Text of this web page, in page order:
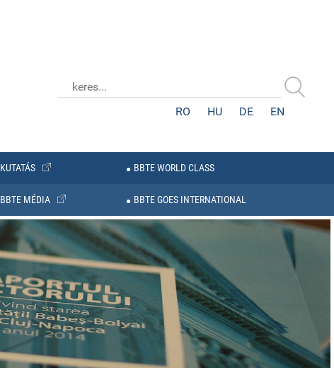
RO HU DE EN
KUTATÁS BBTE WORLD CLASS
BBTE MÉDIA BBTE GOES INTERNATIONAL